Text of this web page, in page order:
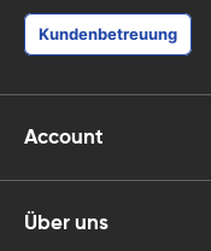
Kundenbetreuung
Account
Über uns